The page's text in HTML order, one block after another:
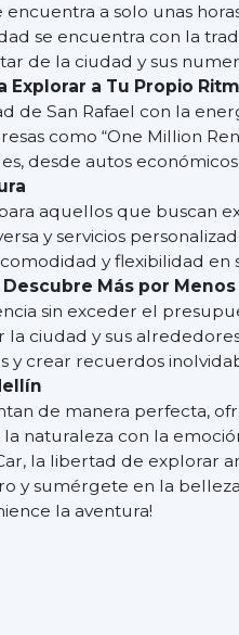
a solo unas
se encuentra con la
de la ciudad y sus
Explorar a Tu Propio
de San Rafael con la
como “One Million
desde autos
aquellos que buscan
y servicios
y flexibilidad en
Más por Menos
sin exceder el
ciudad y sus
y crear recuerdos
de manera perfecta,
naturaleza con la
la libertad de explorar
y sumérgete en la
la aventura!